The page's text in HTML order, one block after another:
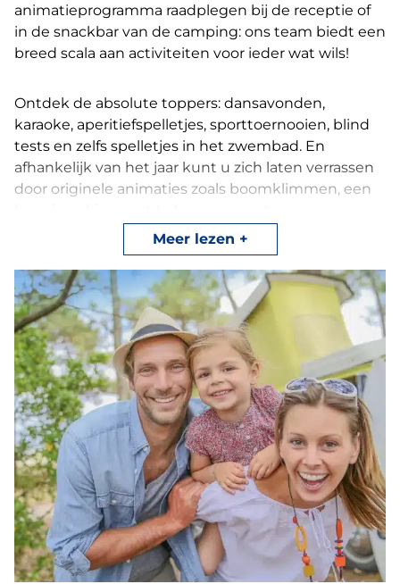
animatieprogramma raadplegen bij de receptie of
in de snackbar van de camping: ons team biedt een
breed scala aan activiteiten voor ieder wat wils!
Meer lezen
Ontdek de absolute toppers: dansavonden,
karaoke, aperitiefspelletjes, sporttoernooien, blind
tests en zelfs spelletjes in het zwembad. En
afhankelijk van het jaar kunt u zich laten verrassen
door originele animaties zoals boomklimmen, een
hypnoseshows, keramiek schilderen, een
griezelwandeling, vissen op het strand en zelfs een
kleine producentenmarkt!
Je zult keuze te over hebben als het op deze leuke
activiteiten aankomt.
Aan het einde van de dag, stel je je kennis op de
proef tijdens onzeaperitiefspelletjes, die
plaatsvinden op het ophetterras van het snack-
bar in Saint Hilaire de Riez.
Tienerszullen ook iets vinden dat bij hen past met
onzebijeenkomsten speciaal voor hen.
Aan het begin van de week zijn deze
bijeenkomsten de perfecte gelegenheid om